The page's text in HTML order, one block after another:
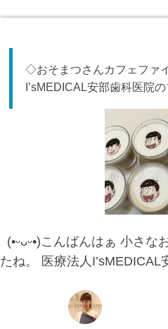
◇おそまつさんカフェファ
I’sMEDICAL安部歯科医院
(•ᵕᴗᵕ•)こんばんはぁ 小さな
たね。 医療法人I’sMEDICAL